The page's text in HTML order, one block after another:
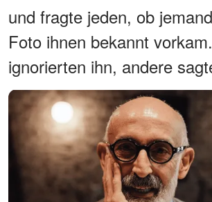
und fragte jeden, ob
Foto ihnen bekannt
ignorierten ihn, andere